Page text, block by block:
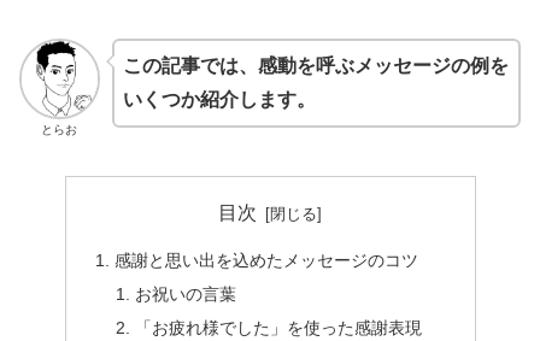
とらお
この記事では、感動を呼ぶメッセージの例を
いくつか紹介します。
目次
感謝と思い出を込めたメッセージのコツ
お祝いの言葉
「お疲れ様でした」を使った感謝表現